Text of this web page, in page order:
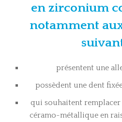
en zirconium
notamment
présentent une
possèdent une dent
qui souhaitent
céramo-métallique en